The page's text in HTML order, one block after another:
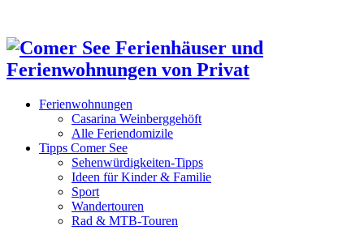
Ferienwohnungen
Casarina Weinberggehöft
Alle Feriendomizile
Tipps Comer See
Sehenwürdigkeiten-Tipps
Ideen für Kinder & Familie
Sport
Wandertouren
Rad & MTB-Touren